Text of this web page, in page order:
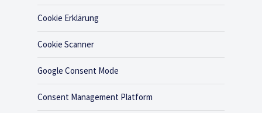
Cookie Erklärung
Cookie Scanner
Google Consent Mode
Consent Management Platform